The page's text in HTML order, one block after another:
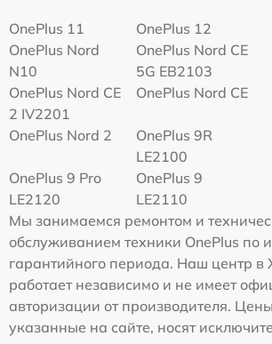
OnePlus 11
OnePlus 12
OnePlus Nord
N10
OnePlus Nord CE
5G EB2103
OnePlus Nord CE
2 IV2201
OnePlus Nord CE
OnePlus Nord 2
OnePlus 9R
LE2100
OnePlus 9 Pro
LE2120
OnePlus 9
LE2110
Мы занимаемся ремонтом и
обслуживанием техники OnePlus по
гарантийного периода. Наш центр в
работает независимо и не имеет
авторизации от производителя.
указанные на сайте, носят